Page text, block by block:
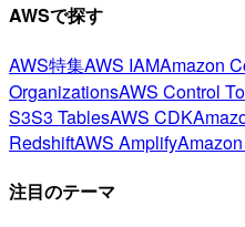
AWSで探す
AWS特集AWS IAMAmazon
OrganizationsAWS Control
S3S3 TablesAWS CDK
RedshiftAWS Amplify
注目のテーマ